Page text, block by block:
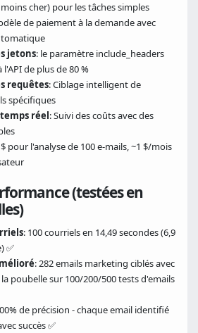
cher) pour les tâches simples
de paiement à la demande avec
jetons: le paramètre include_headers
de plus de 80 %
requêtes: Ciblage intelligent de
spécifiques
réel: Suivi des coûts avec des
$ pour l'analyse de 100 e-mails, ~1 $/mois
(testées en
: 100 courriels en 14,49 secondes (6,9
✅
: 282 emails marketing ciblés avec
poubelle sur 100/200/500 tests d'emails
de précision - chaque email identifié
succès ✅